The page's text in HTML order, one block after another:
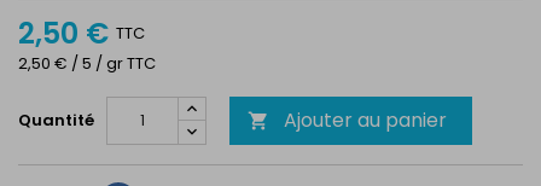
2,50 € TTC
2,50 € / 5 / gr TTC
Quantité  Ajouter au panier